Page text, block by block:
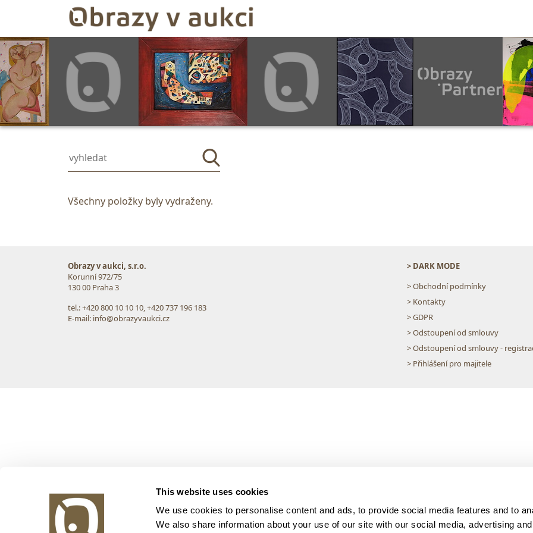
This website uses cookies
We use cookies to personalise content and ads, to provide social media features and to
We also share information about your use of our site with our social media, advertising
Všechny položky byly vydraženy.
Obrazy v aukci, s.r.o.
Korunní 972/75
130 00 Praha 3
tel.: +420 800 10 10 10, +420 737 196 183
E-mail: info@obrazyvaukci.cz
> DARK MODE
> Obchodní podmínky
> Kontakty
> GDPR
> Odstoupení od smlouvy
> Odstoupení od smlouvy -
> Přihlášení pro majitele